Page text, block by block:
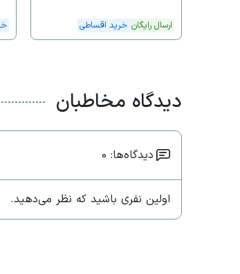
ارسال رایگان خرید اقساطی
دیدگاه مخاطبان
دیدگاه‌ها: 0
اولین نفری باشید که نظر می‌دهید.